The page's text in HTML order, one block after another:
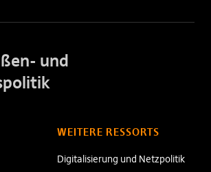
und
WEITERE RESSORTS
Digitalisierung und Netzpolitik